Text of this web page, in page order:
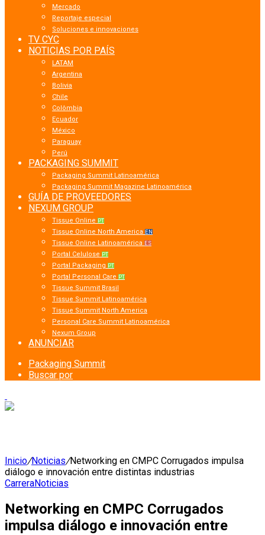
Mercado
Reportaje especial
Soluciones e innovaciones
TV CYC
NOTICIAS POR PAÍS
LATAM
Argentina
Bolivia
Chile
Colômbia
Ecuador
México
Paraguay
Perú
PACKAGING SUMMIT
Packaging Summit Latinoamérica
Packaging Summit Magazine Latinoamérica
GUÍA DE PROVEEDORES
NEXUM GROUP
Tissue Online PT
Tissue Online North America EN
Tissue Online Latinoamérica ES
Portal Celulose PT
Portal Packaging PT
Portal Personal Care PT
Tissue Summit Brasil
Tissue Summit Latinoamérica
Tissue Summit North America
Personal Care Summit Latinoamérica
Nexum Group
ANUNCIAR
Packaging Summit
Buscar por
Inicio/Noticias/Networking en CMPC Corrugados impulsa
diálogo e innovación entre distintas industrias
CarreraNoticias
Networking en CMPC Corrugados
impulsa diálogo e innovación entre